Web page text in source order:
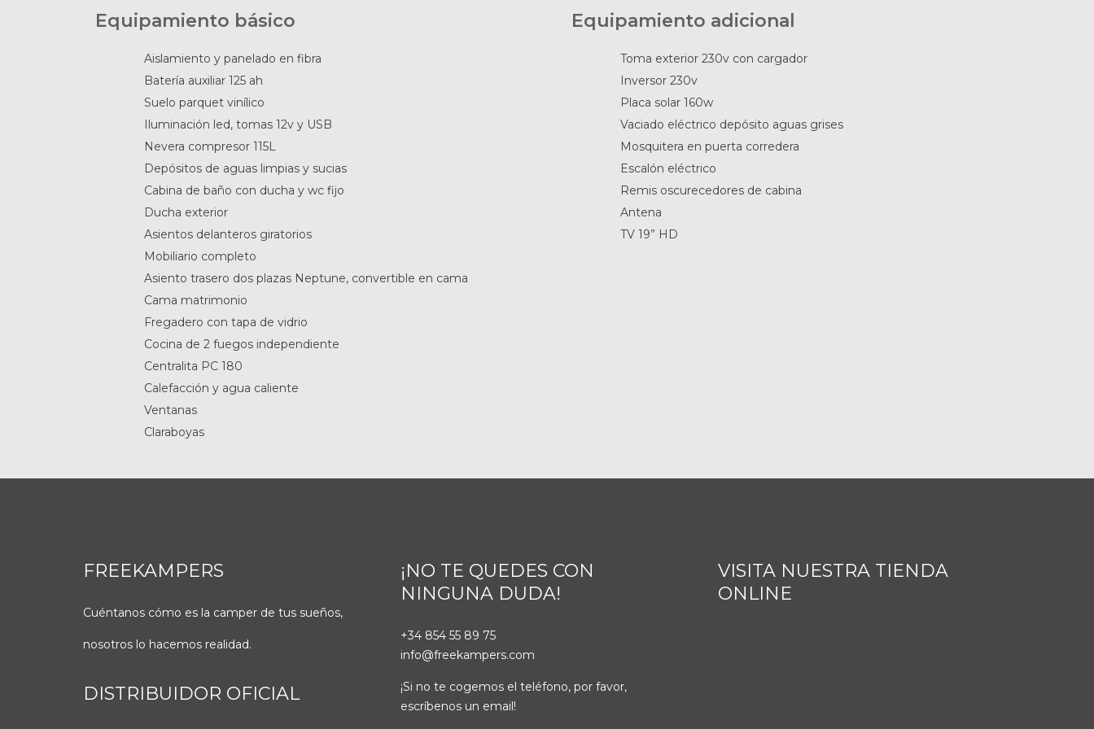
Equipamiento básico
Aislamiento y panelado en fibra
Batería auxiliar 125 ah
Suelo parquet vinílico
Iluminación led, tomas 12v y USB
Nevera compresor 115L
Depósitos de aguas limpias y sucias
Cabina de baño con ducha y wc fijo
Ducha exterior
Asientos delanteros giratorios
Mobiliario completo
Asiento trasero dos plazas Neptune, convertible en cama
Cama matrimonio
Fregadero con tapa de vidrio
Cocina de 2 fuegos independiente
Centralita PC 180
Calefacción y agua caliente
Ventanas
Claraboyas
Equipamiento adicional
Toma exterior 230v con cargador
Inversor 230v
Placa solar 160w
Vaciado eléctrico depósito aguas grises
Mosquitera en puerta corredera
Escalón eléctrico
Remis oscurecedores de cabina
Antena
TV 19” HD
FREEKAMPERS
Cuéntanos cómo es la camper de tus sueños,
nosotros lo hacemos realidad.
DISTRIBUIDOR OFICIAL
¡NO TE QUEDES CON
NINGUNA DUDA!
+34 854 55 89 75
info@freekampers.com
¡Si no te cogemos el teléfono, por favor,
escríbenos un email!
VISITA NUESTRA TIENDA
ONLINE